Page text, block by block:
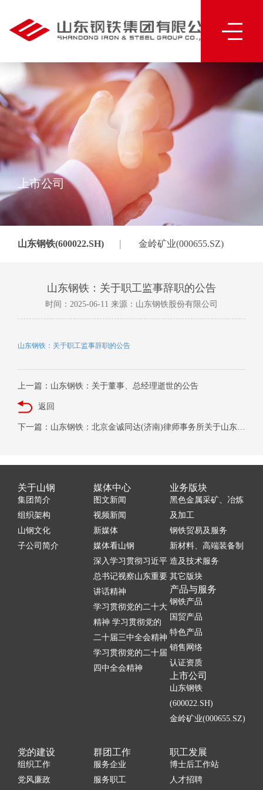
上市公司
山东钢铁(600022.SH) | 金岭矿业(000655.SZ)
山东钢铁：关于职工监事辞职的公告
时间：2025-06-11 来源：山东钢铁股份有限公司
山东钢铁：关于职工监事辞职的公告
上一篇：山东钢铁：关于董事、总经理逝世的公告
返回
下一篇：山东钢铁：北京金诚同达(济南)律师事务所关于山东钢铁集团有限公司增持山东钢铁股份有限公司股份的专项核查意见
关于山钢
集团简介
组织架构
山钢文化
子公司简介
媒体中心
图文新闻
视频新闻
新媒体
媒体看山钢
深入学习贯彻习近平
总书记视察山东重要
讲话精神
学习贯彻党的二十大
精神 学习贯彻党的
二十届三中全会精神
学习贯彻党的二十届
四中全会精神
业务版块
黑色金属采矿、冶炼
及加工
钢铁贸易及服务
新材料、高端装备制
造及技术服务
其它版块
产品与服务
钢铁产品
国贸产品
特色产品
销售网络
认证资质
上市公司
山东钢铁
(600022.SH)
金岭矿业(000655.SZ)
党的建设
组织工作
党风廉政
群团工作
服务企业
服务职工
职工发展
博士后工作站
人才招聘